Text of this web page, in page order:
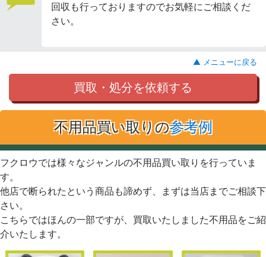
回収も行っておりますのでお気軽にご相談くだ
さい。
▲ メニューに戻る
買取・処分を依頼する
不用品買い取りの参考例
フクロウでは様々なジャンルの不用品買い取りを行っていま
す。
他店で断られたという商品も諦めず、まずは当店までご相談下
さい。
こちらではほんの一部ですが、買取いたしました不用品をご紹
介いたします。